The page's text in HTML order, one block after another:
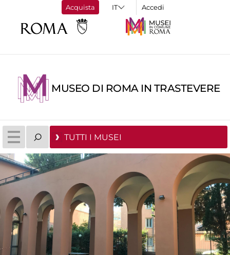
Acquista Accedi
MUSEO DI ROMA IN TRASTEVERE
TUTTI I MUSEI